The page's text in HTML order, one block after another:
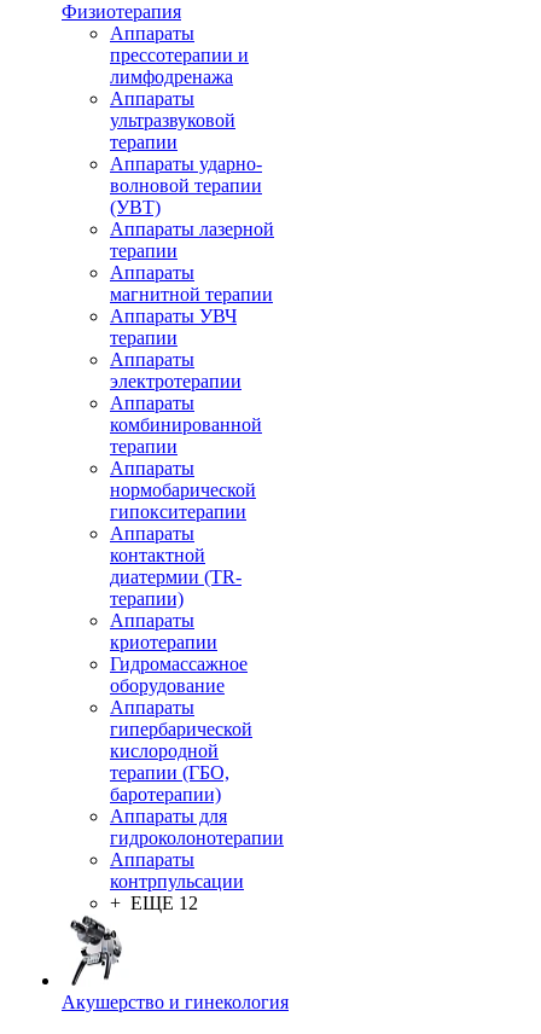
Физиотерапия
Аппараты
прессотерапии и
лимфодренажа
Аппараты
ультразвуковой
терапии
Аппараты ударно-
волновой терапии
(УВТ)
Аппараты лазерной
терапии
Аппараты
магнитной терапии
Аппараты УВЧ
терапии
Аппараты
электротерапии
Аппараты
комбинированной
терапии
Аппараты
нормобарической
гипокситерапии
Аппараты
контактной
диатермии (TR-
терапии)
Аппараты
криотерапии
Гидромассажное
оборудование
Аппараты
гипербарической
кислородной
терапии (ГБО,
баротерапии)
Аппараты для
гидроколонотерапии
Аппараты
контрпульсации
+ ЕЩЕ 12
Акушерство и гинекология